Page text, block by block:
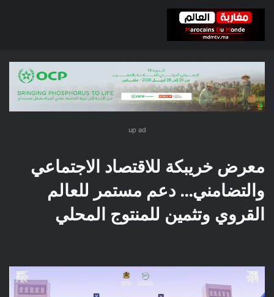
up ad
معرض خريبكة للاقتصاد الاجتماعي
والتضامني… دعم مستمر للعالم
القروي وتثمين للمنتوج المحلي